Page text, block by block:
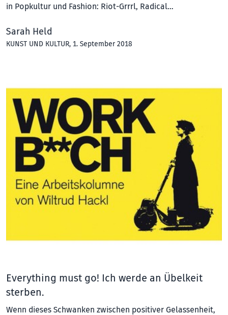
in Popkultur und Fashion: Riot-Grrrl, Radical…
Sarah Held
KUNST UND KULTUR, 1. September 2018
Everything must go! Ich werde an Übelkeit
sterben.
Wenn dieses Schwanken zwischen positiver Gelassenheit,